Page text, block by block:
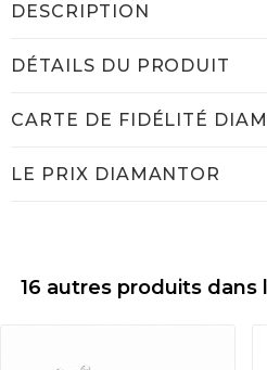
DESCRIPTION
DÉTAILS DU PRODUIT
CARTE DE FIDÉLITÉ
LE PRIX DIAMANTOR
16 autres produits